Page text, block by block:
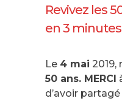
Revivez les
en 3 minutes
Le 4 mai 2019,
50 ans. MERCI
d’avoir